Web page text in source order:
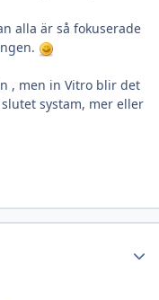
alla är så fokuserade
, men in Vitro blir det
systam, mer eller